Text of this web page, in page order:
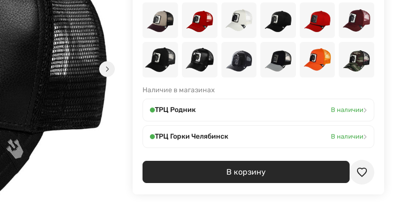
Наличие в магазинах
ТРЦ Родник В наличии›
ТРЦ Горки Челябинск В наличии›
В корзину